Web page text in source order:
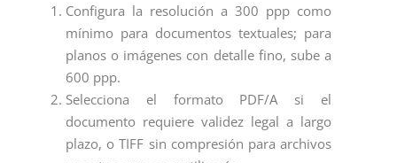
Configura la resolución a 300 ppp como
mínimo para documentos textuales; para
planos o imágenes con detalle fino, sube a
600 ppp.
Selecciona el formato PDF/A si el
documento requiere validez legal a largo
plazo, o TIFF sin compresión para archivos